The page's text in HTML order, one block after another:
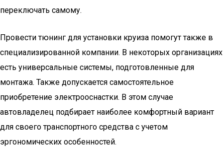
переключать самому.
Провести тюнинг для установки круиза помогут также в
специализированной компании. В некоторых организациях
есть универсальные системы, подготовленные для
монтажа. Также допускается самостоятельное
приобретение электрооснастки. В этом случае
автовладелец подбирает наиболее комфортный вариант
для своего транспортного средства с учетом
эргономических особенностей.